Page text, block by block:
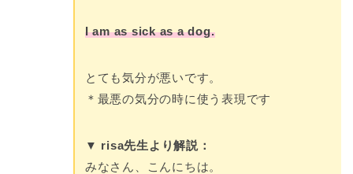
I am as sick as a dog.
とても気分が悪いです。
＊最悪の気分の時に使う表現です
▼ risa先生より解説：
みなさん、こんにちは。